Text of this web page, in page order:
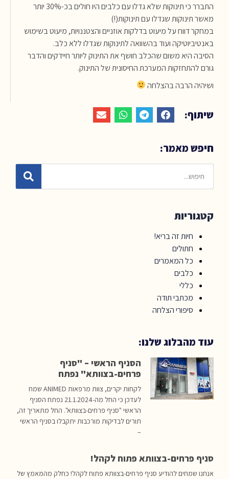
התברר כי תינוקות שלא גדלו עם כלבים היו חולים בכ-30% יותר
מאשר תינוקות שגדלו עם תינוקות(!)
במחקר דווח על מיעוט בדלקות אוזניים והצטננויות, מיעוט בשימוש
באנטיביוטיקה ועוד בהשוואה לתינוקות שגדלו ללא כלב.
הסיבה היא משום שהכלב חושף את התינוק ליותר חיידקים והדבר
גורם להתחזקות המערכת החיסונית של התינוק.
ושיהיה הרבה בהצלחה
שיתוף:
חיפש מאמר:
קטגוריות
חיות זה בריא!
חתולים
כל המאמרים
כלבים
כללי
מכתבי תודה
סיפורי הצלחה
עוד מהבלוג שלנו:
הסניף הראשי – "סניף
פרחים-בצוותא" נפתח
לקחות יקרים, צוות מרפאות ANIMED שמח
לעדכן כי החל מה-21.1.2024 נפתח הסניף
הראשי "סניף פרחים-בצוותא". החל מתאריך זה,
תורים לבדיקות מורכבות יתקבלו בסניף הראשי
–
סניף פרחים-בצוותא פתוח לקהל!
אנחנו שמחים להודיע סניף פרחים-בצוותא פתוח לקהל! כחלק מהמאמץ של